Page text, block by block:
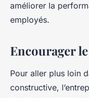
améliorer la
employés.
Encourager
Pour aller plus loin
constructive,